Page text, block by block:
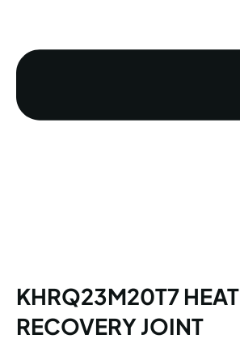
KHRQ23M20T7 HEAT
RECOVERY JOINT